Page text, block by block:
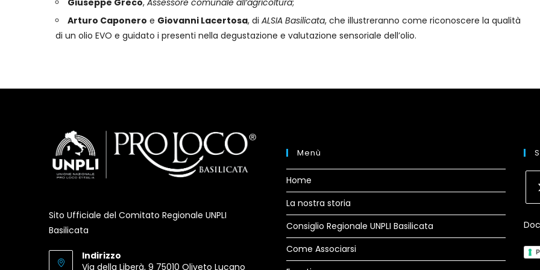
Arturo Caponero e Giovanni Lacertosa, di ALSIA Basilicata, che illustreranno come riconoscere la qualità
di un olio EVO e guidato i presenti nella degustazione e valutazione sensoriale dell’olio.
Sito Ufficiale del Comitato Regionale UNPLI
Basilicata
Indirizzo
Via della Liberà, 9 75010 Oliveto Lucano
Menù
Home
La nostra storia
Consiglio Regionale UNPLI Basilicata
Come Associarsi
in